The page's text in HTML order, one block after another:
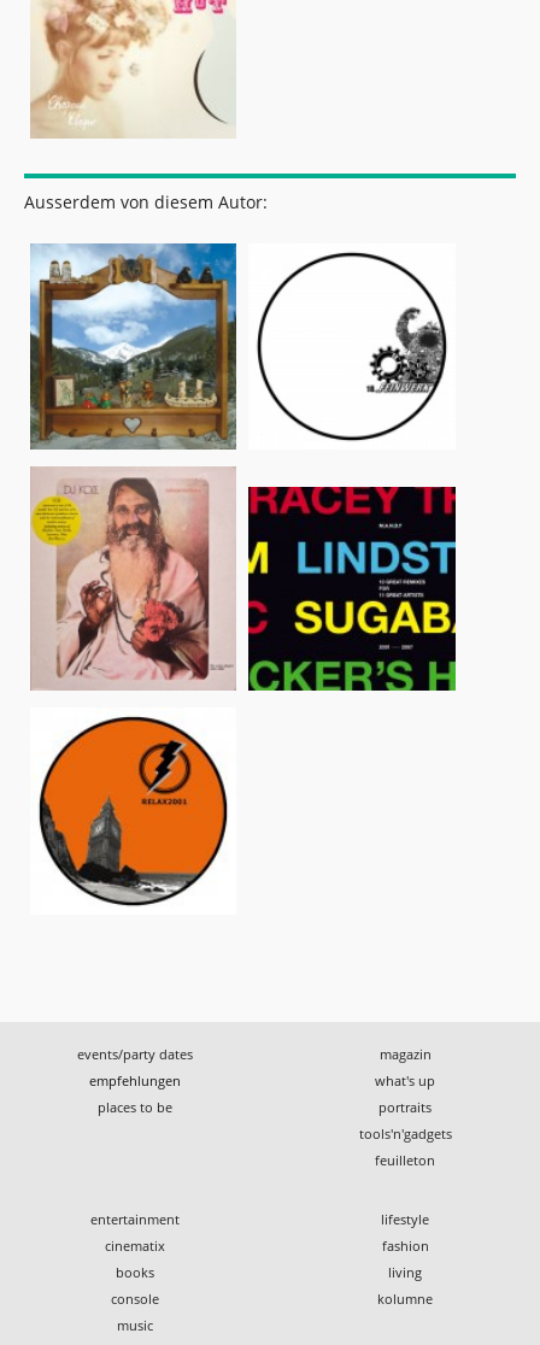
Ausserdem von diesem Autor:
events/party dates
empfehlungen
places to be
magazin
what's up
portraits
tools'n'gadgets
feuilleton
entertainment
cinematix
books
console
music
lifestyle
fashion
living
kolumne